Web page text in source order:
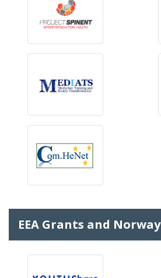
EEA Grants and Norway